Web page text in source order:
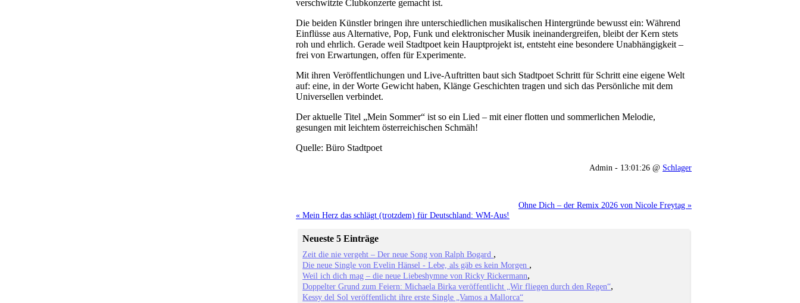
verschwitzte Clubkonzerte gemacht ist.
Die beiden Künstler bringen ihre unterschiedlichen musikalischen Hintergründe bewusst ein: Während
Einflüsse aus Alternative, Pop, Funk und elektronischer Musik ineinandergreifen, bleibt der Kern stets
roh und ehrlich. Gerade weil Stadtpoet kein Hauptprojekt ist, entsteht eine besondere Unabhängigkeit –
frei von Erwartungen, offen für Experimente.
Mit ihren Veröffentlichungen und Live-Auftritten baut sich Stadtpoet Schritt für Schritt eine eigene Welt
auf: eine, in der Worte Gewicht haben, Klänge Geschichten tragen und sich das Persönliche mit dem
Universellen verbindet.
Der aktuelle Titel „Mein Sommer“ ist so ein Lied – mit einer flotten und sommerlichen Melodie,
gesungen mit leichtem österreichischen Schmäh!
Quelle: Büro Stadtpoet
Admin - 13:01:26 @ Schlager
Ohne Dich – der Remix 2026 von Nicole Freytag »
« Mein Herz das schlägt (trotzdem) für Deutschland: WM-Aus!
Neueste 5 Einträge
Zeit die nie vergeht – Der neue Song von Ralph Bogard
Die neue Single von Evelin Hänsel - Lebe, als gäb es kein Morgen
Weil ich dich mag – die neue Liebeshymne von Ricky Rickermann
Doppelter Grund zum Feiern: Michaela Birka veröffentlicht „Wir fliegen durch den Regen“
Kessy del Sol veröffentlicht ihre erste Single „Vamos a Mallorca“